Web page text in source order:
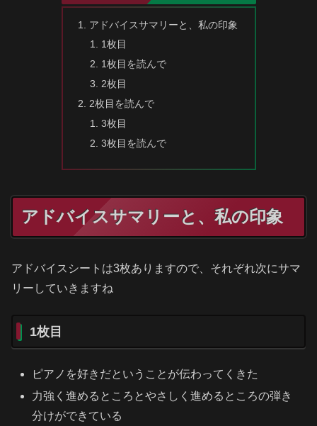
アドバイスサマリーと、私の印象
1枚目
1枚目を読んで
2枚目
2枚目を読んで
3枚目
3枚目を読んで
アドバイスサマリーと、私の印象
アドバイスシートは3枚ありますので、それぞれ次にサマ
リーしていきますね
1枚目
ピアノを好きだということが伝わってくきた
力強く進めるところとやさしく進めるところの弾き
分けができている